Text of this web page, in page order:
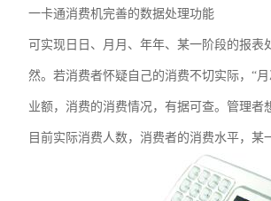
一卡通消费机完善的数据处理功能
可实现日日、月月、年年、某一阶段的报
然。若消费者怀疑自己的消费不切实际，“
业额，消费的消费情况，有据可查。管理者
目前实际消费人数，消费者的消费水平，某